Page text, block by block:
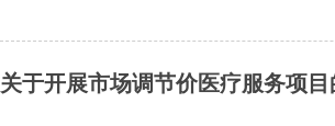
关于开展市场调节价医疗服务项